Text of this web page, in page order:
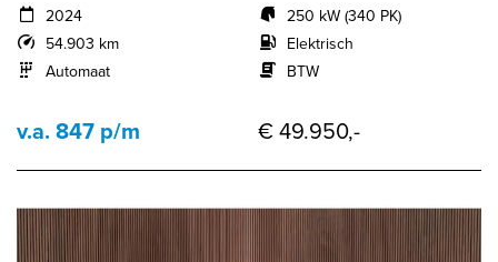
2024
54.903 km
Automaat
250 kW (340 PK)
Elektrisch
BTW
v.a. 847 p/m € 49.950,-